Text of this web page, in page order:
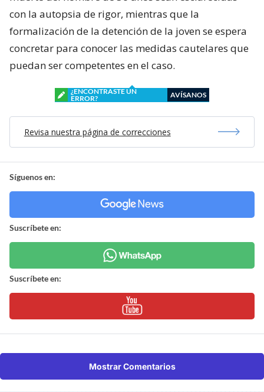
con la autopsia de rigor, mientras que la
formalización de la detención de la joven se espera
concretar para conocer las medidas cautelares que
puedan ser competentes en el caso.
¿ENCONTRASTE UN
ERROR?
AVÍSANOS
Revisa nuestra página de correcciones
Síguenos en:
Suscríbete en:
Suscríbete en:
Mostrar Comentarios